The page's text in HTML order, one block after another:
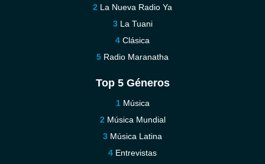
La Nueva Radio Ya
La Tuani
Clásica
Radio Maranatha
Top 5 Géneros
Música
Música Mundial
Música Latina
Entrevistas